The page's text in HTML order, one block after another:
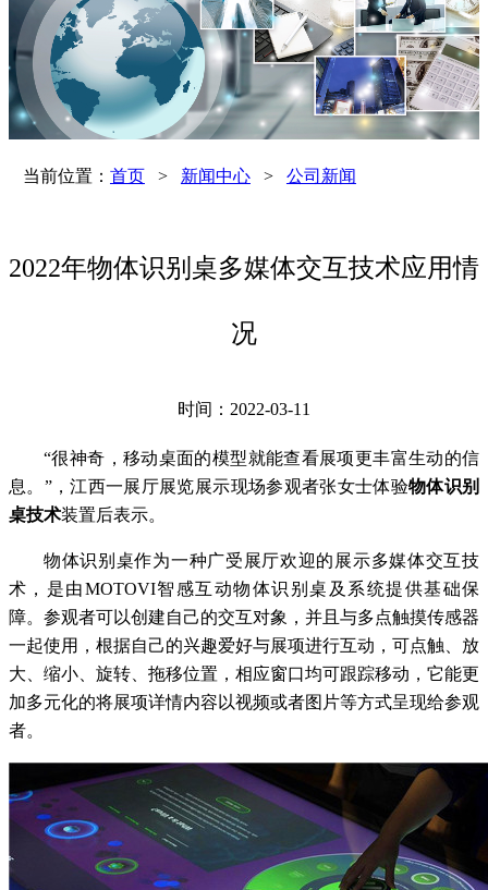
当前位置： 首页> 新闻中心> 公司新闻
2022年物体识别桌多媒体交互技术应用情
况
时间：2022-03-11
“很神奇，移动桌面的模型就能查看展项更丰富生动的信
息。”，江西一展厅展览展示现场参观者张女士体验物体识别
桌技术装置后表示。
物体识别桌作为一种广受展厅欢迎的展示多媒体交互技
术，是由MOTOVI智感互动物体识别桌及系统提供基础保
障。参观者可以创建自己的交互对象，并且与多点触摸传感器
一起使用，根据自己的兴趣爱好与展项进行互动，可点触、放
大、缩小、旋转、拖移位置，相应窗口均可跟踪移动，它能更
加多元化的将展项详情内容以视频或者图片等方式呈现给参观
者。